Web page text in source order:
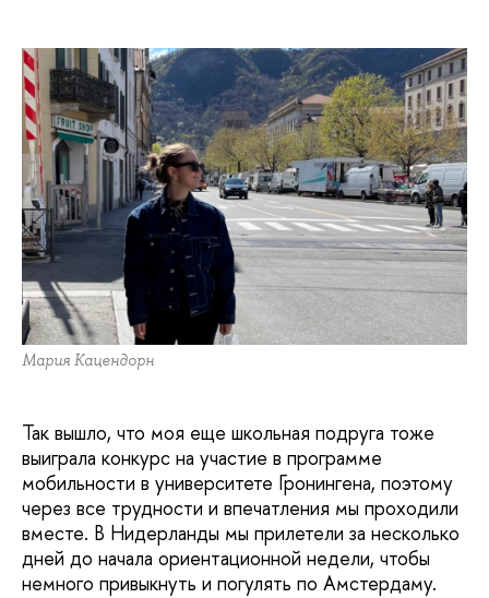
Мария Кацендорн
Так вышло, что моя еще школьная подруга тоже
выиграла конкурс на участие в программе
мобильности в университете Гронингена, поэтому
через все трудности и впечатления мы проходили
вместе. В Нидерланды мы прилетели за несколько
дней до начала ориентационной недели, чтобы
немного привыкнуть и погулять по Амстердаму.